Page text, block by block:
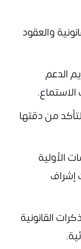
والعقود
الدعم
من دقتها
الأولية
إشراف
القانونية